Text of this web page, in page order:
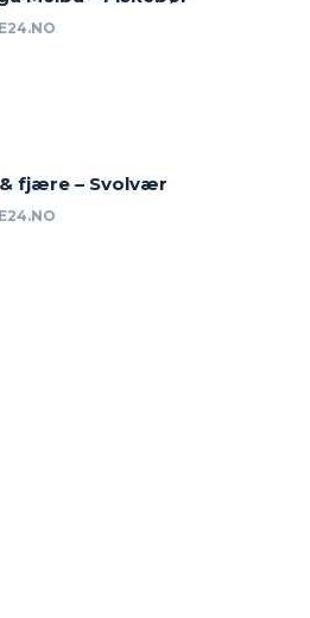
fjære – Svolvær